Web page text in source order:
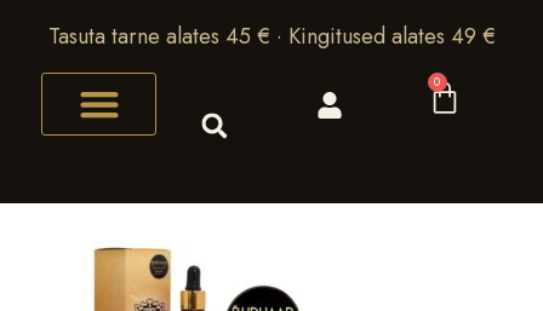
Tasuta tarne alates 45 € · Kingitused alates 49 €
0